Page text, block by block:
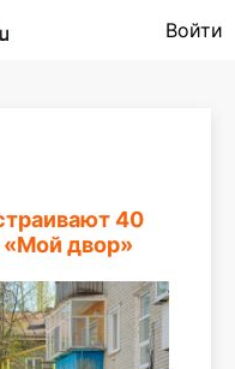
Войти
40
«Мой двор»